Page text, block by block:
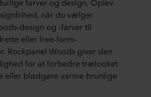
når du vælger
design og -farver til
eller free-form-
Rockpanel Woods giver den
for at forbedre trælooket
eller blødgøre varme brunlige